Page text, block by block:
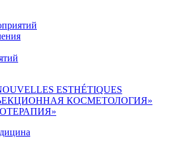
ESTHÉTIQUES
КОСМЕТОЛОГИЯ»